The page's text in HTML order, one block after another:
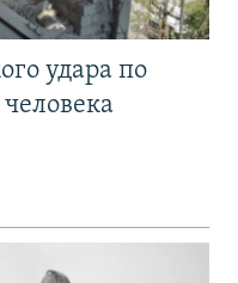
удара по